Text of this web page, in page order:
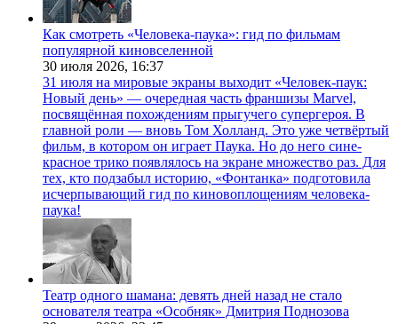
Как смотреть «Человека-паука»: гид по фильмам
популярной киновселенной
30 июля 2026, 16:37
31 июля на мировые экраны выходит «Человек-паук:
Новый день» — очередная часть франшизы Marvel,
посвящённая похождениям прыгучего супергероя. В
главной роли — вновь Том Холланд. Это уже четвёртый
фильм, в котором он играет Паука. Но до него сине-
красное трико появлялось на экране множество раз. Для
тех, кто подзабыл историю, «Фонтанка» подготовила
исчерпывающий гид по киновоплощениям человека-
паука!
Театр одного шамана: девять дней назад не стало
основателя театра «Особняк» Дмитрия Поднозова